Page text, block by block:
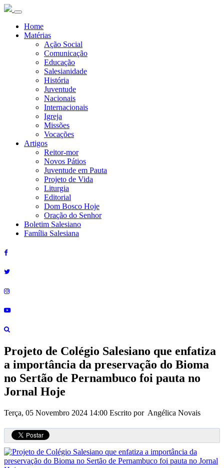
Home
Matérias
Ação Social
Comunicação
Educação
Salesianidade
História
Juventude
Nacionais
Internacionais
Igreja
Missões
Vocações
Artigos
Reitor-mor
Novos Pátios
Juventude em Pauta
Projeto de Vida
Liturgia
Editorial
Dom Bosco Hoje
Oração do Senhor
Boletim Salesiano
Família Salesiana
Projeto de Colégio Salesiano que enfatiza
a importância da preservação do Bioma
no Sertão de Pernambuco foi pauta no
Jornal Hoje
Terça, 05 Novembro 2024 14:00 Escrito por Angélica Novais